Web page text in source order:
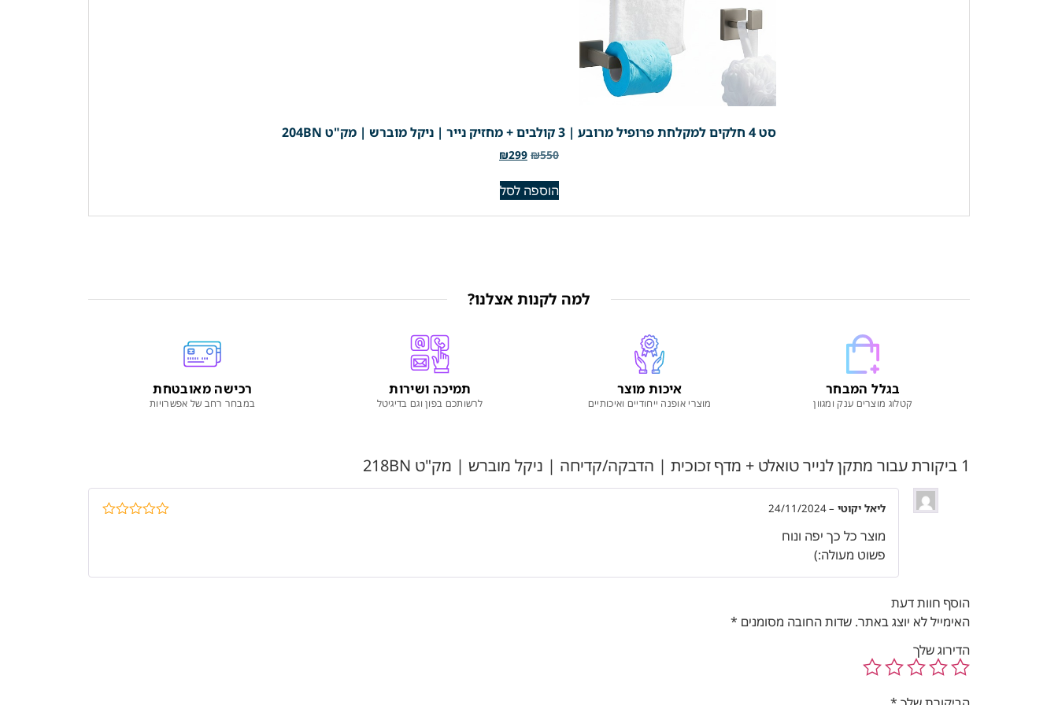
סט 4 חלקים למקלחת פרופיל מרובע | 3 קולבים + מחזיק נייר | ניקל מוברש | מק"ט 204BN
₪550
₪299
הוספה לסל
למה לקנות אצלנו?
בגלל המבחר
קטלוג מוצרים ענק ומגוון
איכות מוצר
מוצרי אופנה ייחודיים ואיכותיים
תמיכה ושירות
לרשותכם בפון וגם בדיגיטל
רכישה מאובטחת
במבחר רחב של אפשרויות
1 ביקורת עבור מתקן לנייר טואלט + מדף זכוכית | הדבקה/קדיחה | ניקל מוברש | מק"ט 218BN
ליאל יקוטי –
24/11/2024
מוצר כל כך יפה ונוח
פשוט מעולה:)
הוסף חוות דעת
האימייל לא יוצג באתר. שדות החובה מסומנים *
הדירוג שלך